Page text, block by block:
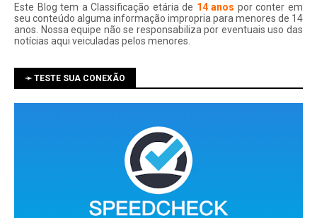
Este Blog tem a Classificação etária de 14 anos por conter em
seu conteúdo alguma informação impropria para menores de 14
anos. Nossa equipe não se responsabiliza por eventuais uso das
notí­cias aqui veiculadas pelos menores.
➛ TESTE SUA CONEXÃO